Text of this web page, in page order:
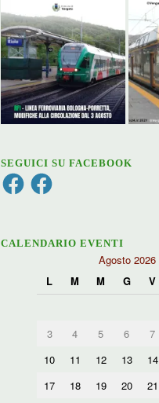
SEGUICI SU FACEBOOK
FacebookFacebook
CALENDARIO EVENTI
Agosto 2026
L
M M G V
3
4 5 6 7
10
11 12 13 14
17
18 19 20 21